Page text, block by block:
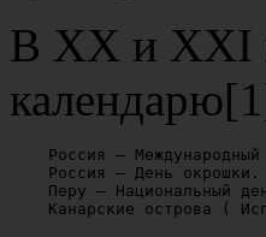
В XX и XXI
Россия —
    Россия — День окрошки.
Перу — Национальный